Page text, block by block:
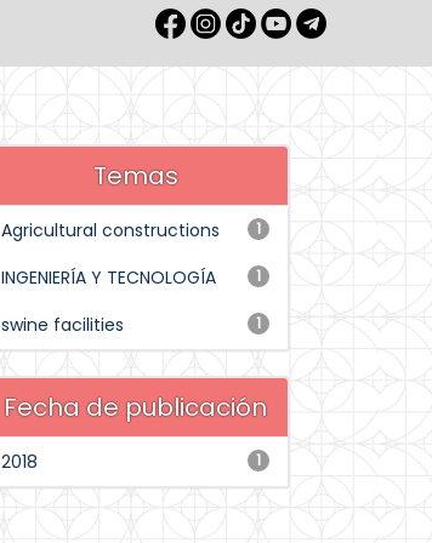
Temas
1
Agricultural constructions
1
INGENIERÍA Y TECNOLOGÍA
1
swine facilities
Fecha de publicación
1
2018